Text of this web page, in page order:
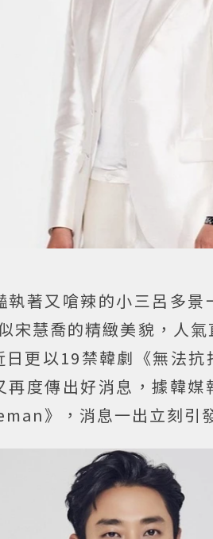
著又嗆辣的小三呂多景
宋慧喬的精緻美貌，人氣
更以19禁韓劇《無法抗
度傳出好消息，據韓媒
》，消息一出立刻引